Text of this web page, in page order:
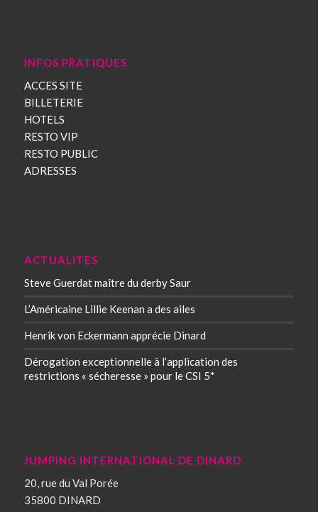
INFOS PRATIQUES
ACCES SITE
BILLETERIE
HOTELS
RESTO VIP
RESTO PUBLIC
ADRESSES
ACTUALITES
Steve Guerdat maître du derby Saur
L’Américaine Lillie Keenan a des ailes
Henrik von Eckermann apprécie Dinard
Dérogation exceptionnelle à l’application des
restrictions « sécheresse » pour le CSI 5*
JUMPING INTERNATIONAL DE DINARD
20, rue du Val Porée
35800 DINARD